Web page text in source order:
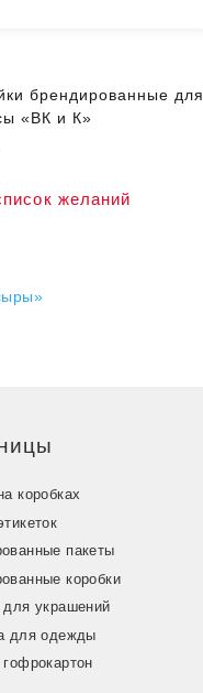
брендированные для
«ВК и К»
желаний
коробках
пакеты
коробки
для украшений
для одежды
гофрокартон